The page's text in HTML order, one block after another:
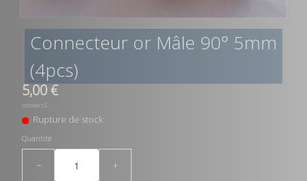
Connecteur or Mâle 90° 5mm
(4pcs)
5,00 €
connect5
Rupture de stock
Quantité
− +